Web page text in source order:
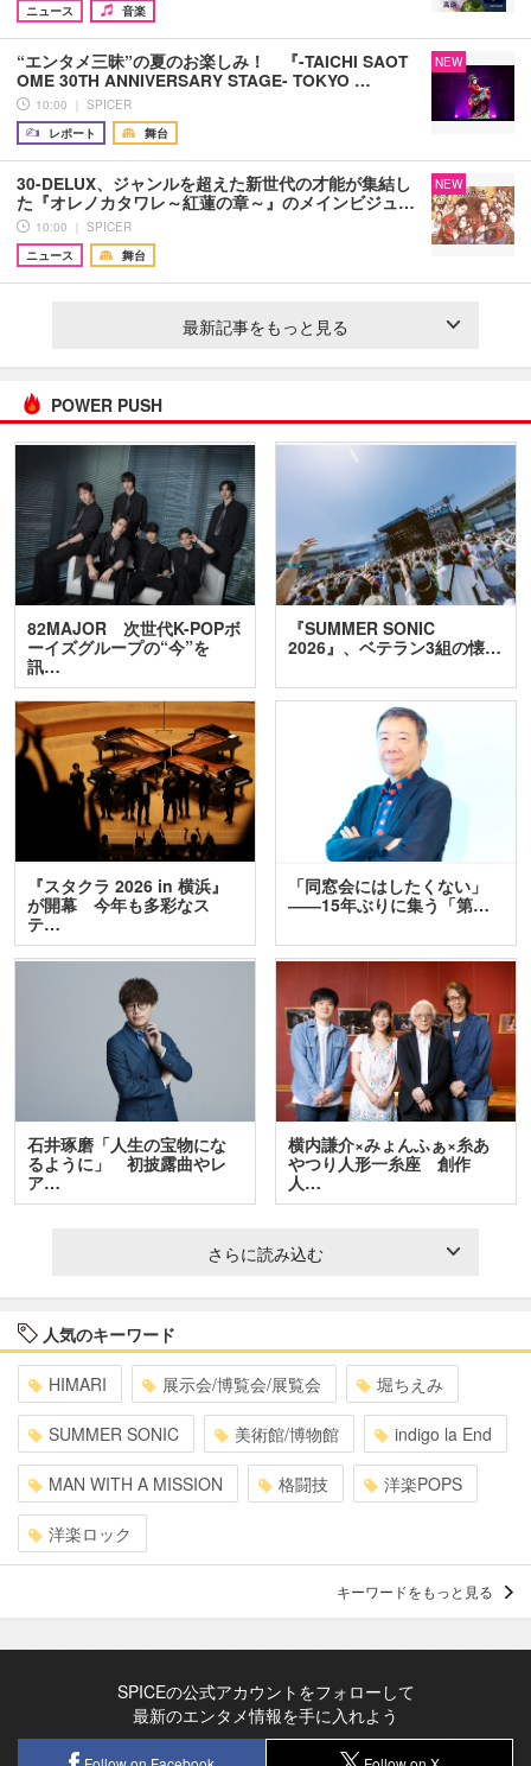
ニュース
音楽
“エンタメ三昧”の夏のお楽しみ！ 『-TAICHI SAOT
OME 30TH ANNIVERSARY STAGE- TOKYO …
10:00 ｜ SPICER
レポート
舞台
NEW
30-DELUX、ジャンルを超えた新世代の才能が集結し
た『オレノカタワレ～紅蓮の章～』のメインビジュ…
10:00 ｜ SPICER
ニュース
舞台
NEW
最新記事をもっと見る
POWER PUSH
82MAJOR 次世代K-POPボ
ーイズグループの“今”を
訊…
『SUMMER SONIC
2026』、ベテラン3組の懐…
『スタクラ 2026 in 横浜』
が開幕 今年も多彩なス
テ…
「同窓会にはしたくない」
――15年ぶりに集う「第…
石井琢磨「人生の宝物にな
るように」 初披露曲やレ
ア…
横内謙介×みょんふぁ×糸あ
やつり人形一糸座 創作
人…
さらに読み込む
人気のキーワード
HIMARI 展示会/博覧会/展覧会 堀ちえみ
SUMMER SONIC 美術館/博物館 indigo la End
MAN WITH A MISSION 格闘技 洋楽POPS
洋楽ロック
キーワードをもっと見る
SPICEの公式アカウントをフォローして
最新のエンタメ情報を手に入れよう